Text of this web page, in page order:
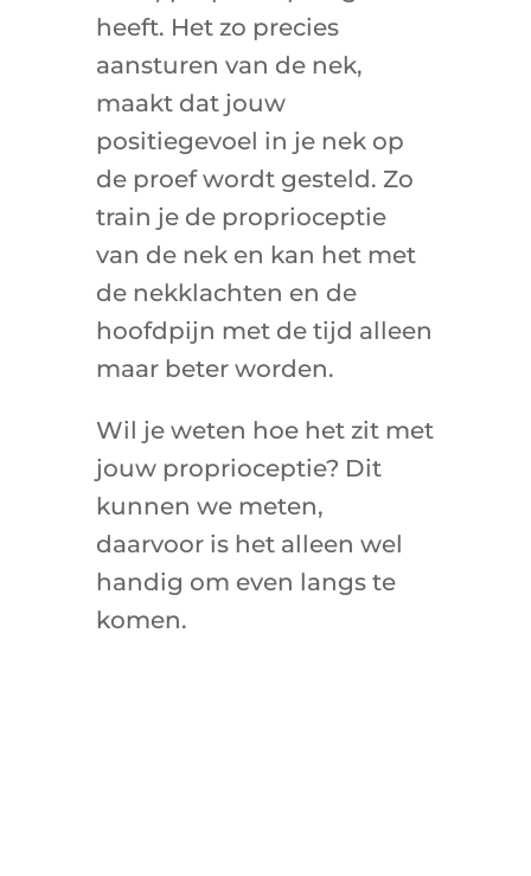
heeft. Het zo precies
aansturen van de nek,
maakt dat jouw
positiegevoel in je nek op
de proef wordt gesteld. Zo
train je de proprioceptie
van de nek en kan het met
de nekklachten en de
hoofdpijn met de tijd alleen
maar beter worden.
Wil je weten hoe het zit met
jouw proprioceptie? Dit
kunnen we meten,
daarvoor is het alleen wel
handig om even langs te
komen.